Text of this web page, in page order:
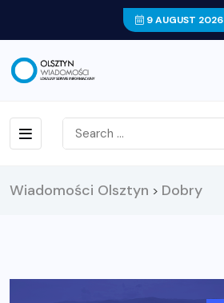
9 AUGUST 2026
Wiadomości Olsztyn > Dobry